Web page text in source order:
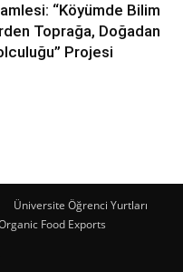
“Köyümde Bilim
Toprağa, Doğadan
Projesi
Üniversite Öğrenci Yurtları
Food Exports